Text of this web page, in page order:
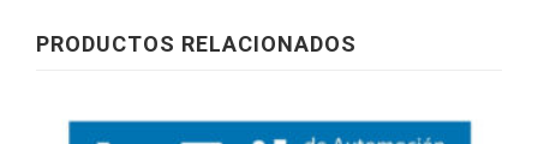
PRODUCTOS RELACIONADOS